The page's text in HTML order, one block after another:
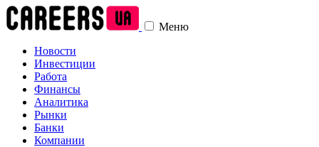
Меню
Новости
Инвестиции
Работа
Финансы
Аналитика
Рынки
Банки
Компании